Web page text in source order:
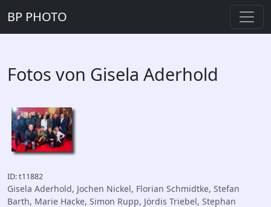
BP PHOTO
Fotos von Gisela Aderhold
ID: t11882
Gisela Aderhold, Jochen Nickel, Florian Schmidtke, Stefan
Barth, Marie Hacke, Simon Rupp, Jördis Triebel, Stephan